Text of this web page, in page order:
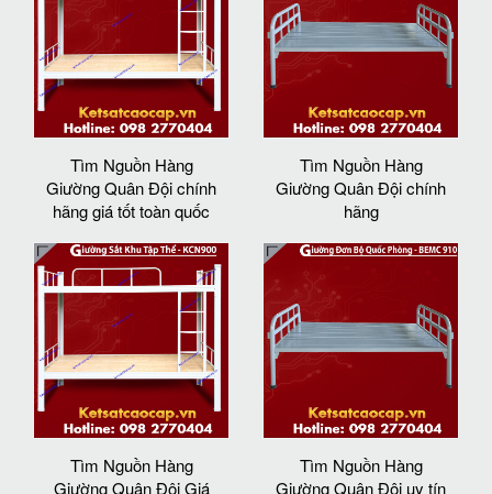
Tìm Nguồn Hàng
Giường Quân Đội chính
hãng giá tốt toàn quốc
Tìm Nguồn Hàng
Giường Quân Đội chính
hãng
Tìm Nguồn Hàng
Giường Quân Đội Giá
Tìm Nguồn Hàng
Giường Quân Đội uy tín